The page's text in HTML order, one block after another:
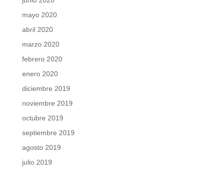
mayo 2020
abril 2020
marzo 2020
febrero 2020
enero 2020
diciembre 2019
noviembre 2019
octubre 2019
septiembre 2019
agosto 2019
julio 2019